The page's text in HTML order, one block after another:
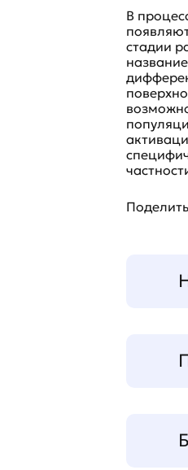
В
стадии